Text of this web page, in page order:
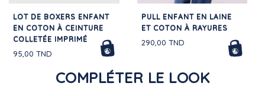
LOT DE BOXERS ENFANT
EN COTON À CEINTURE
COLLETÉE IMPRIMÉ
95,00 TND
PULL ENFANT EN LAINE
ET COTON À RAYURES
290,00 TND
COMPLÉTER LE LOOK